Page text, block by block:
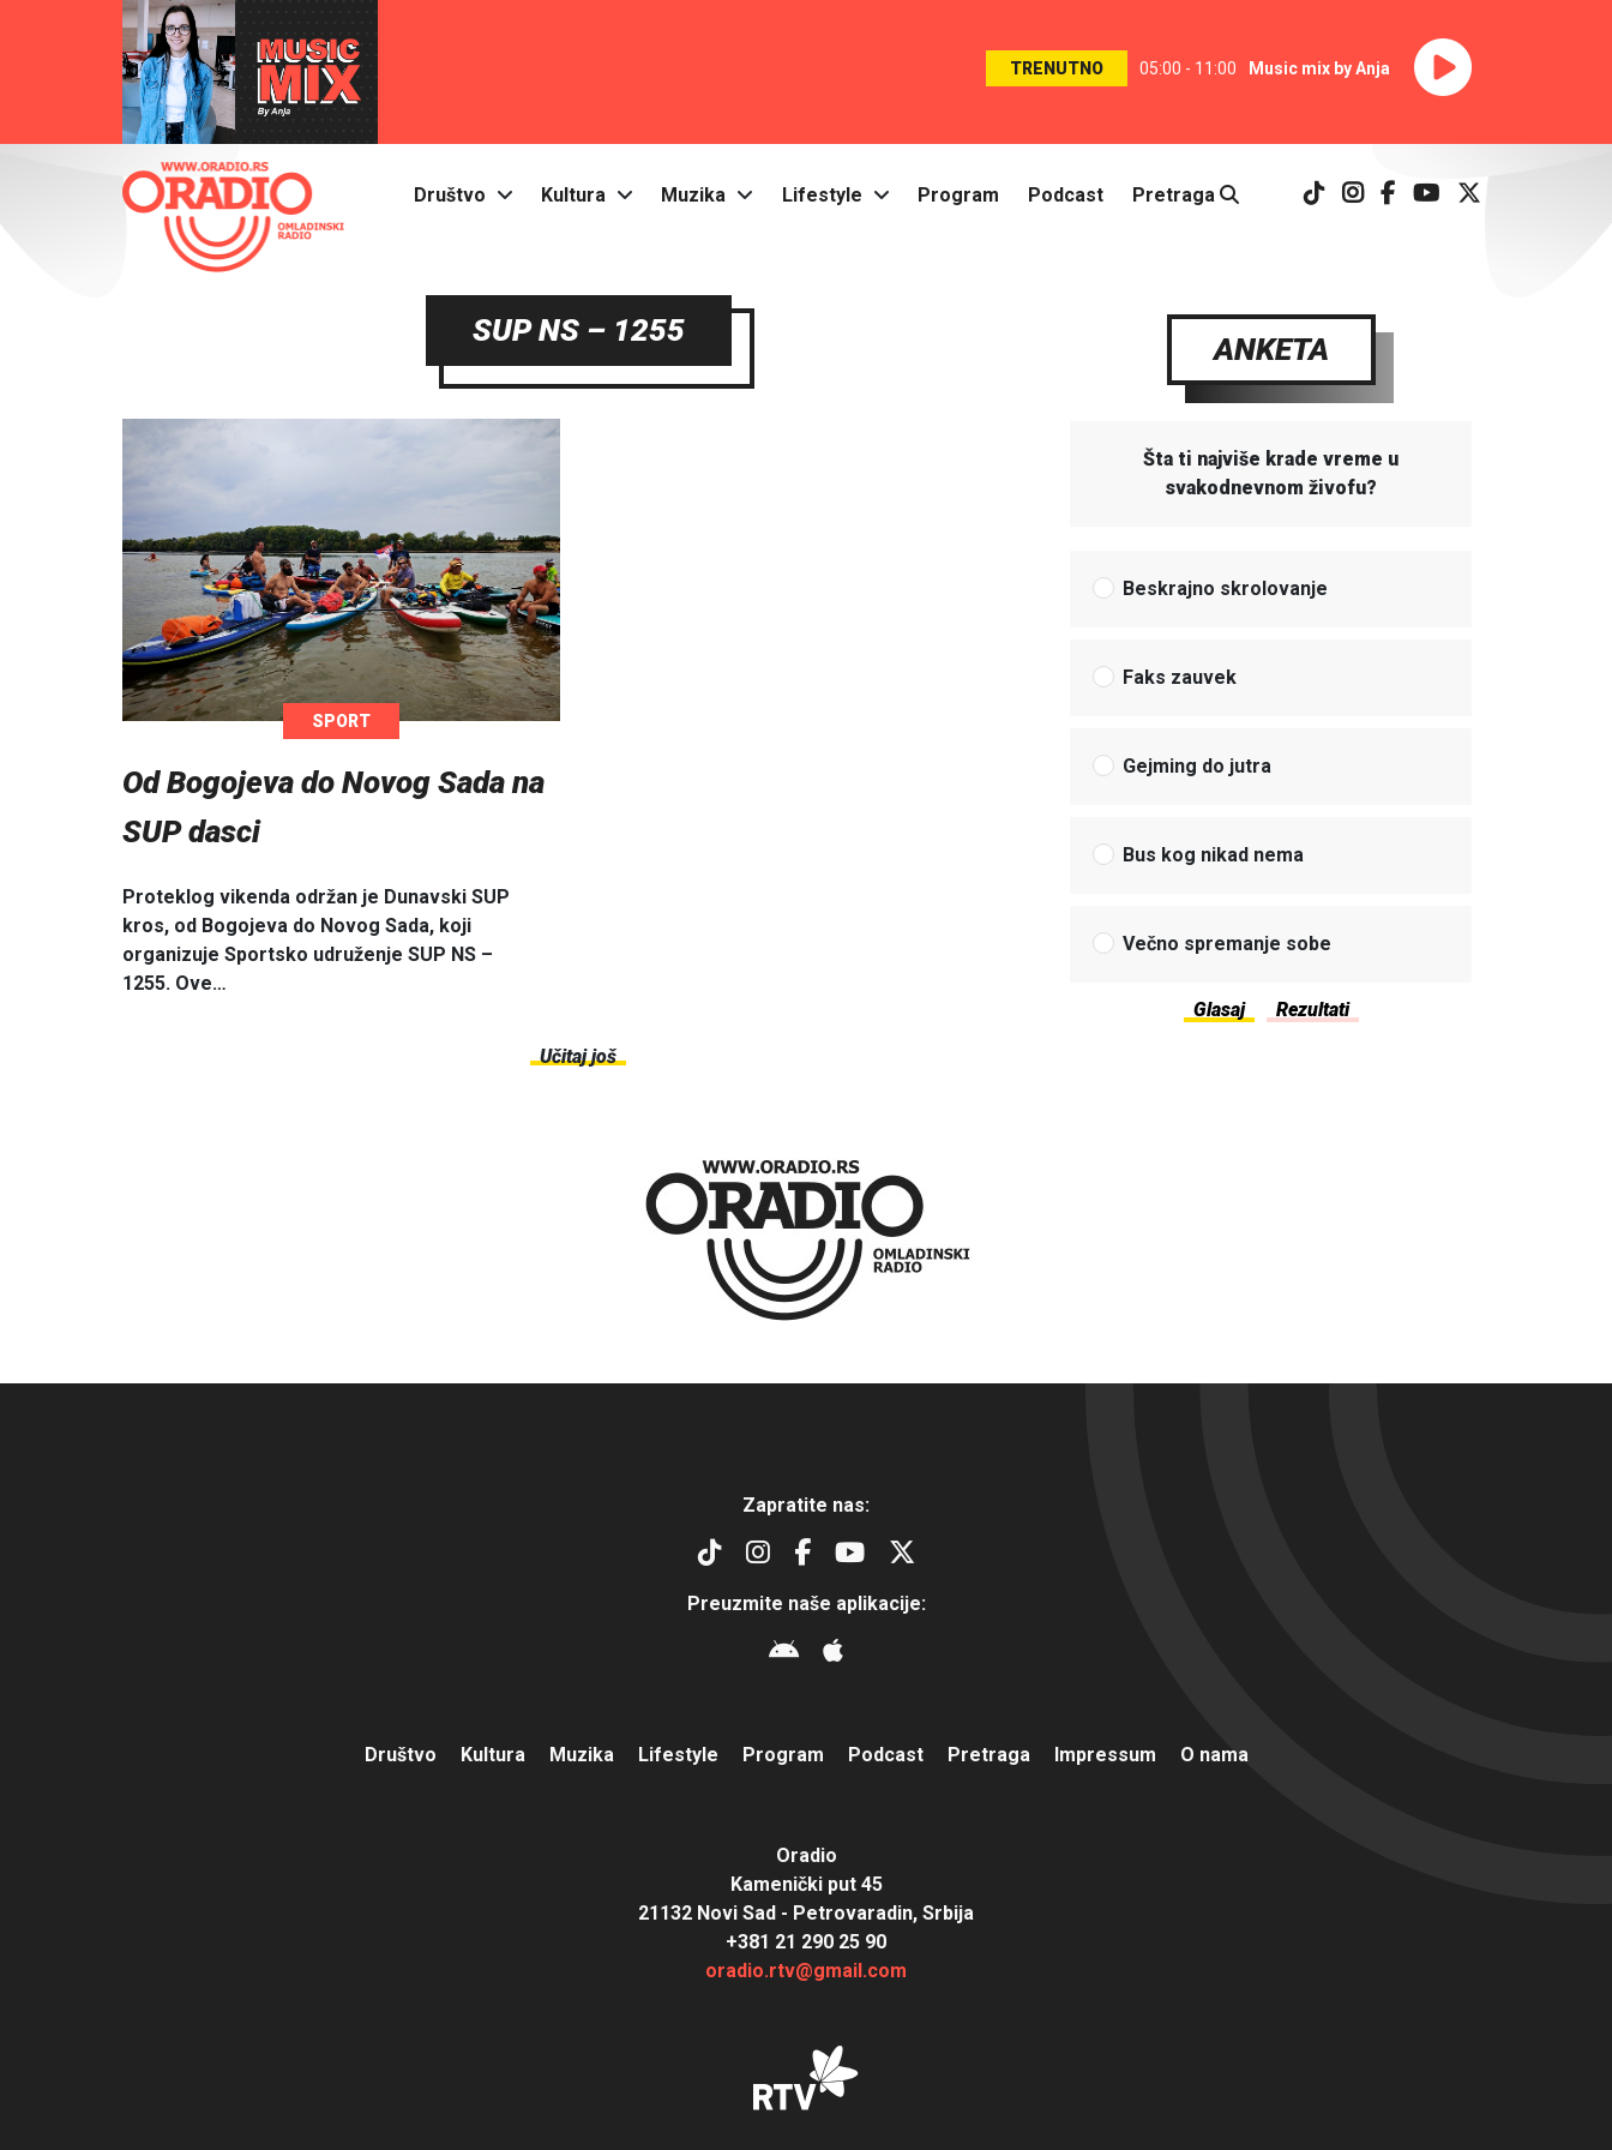
TRENUTNO 05:00 - 11:00 Music mix by Anja
Društvo Kultura Muzika Lifestyle Program Podcast Pretraga
SUP NS – 1255
SPORT
Od Bogojeva do Novog Sada na
SUP dasci
Proteklog vikenda održan je Dunavski SUP
kros, od Bogojeva do Novog Sada, koji
organizuje Sportsko udruženje SUP NS –
1255. Ove…
Učitaj još
ANKETA
Šta ti najviše krade vreme u
svakodnevnom živofu?
Beskrajno skrolovanje
Faks zauvek
Gejming do jutra
Bus kog nikad nema
Večno spremanje sobe
Zapratite nas:
Preuzmite naše aplikacije:
Društvo Kultura Muzika Lifestyle Program Podcast Pretraga Impressum O nama
Oradio
Kamenički put 45
21132 Novi Sad - Petrovaradin, Srbija
+381 21 290 25 90
oradio.rtv@gmail.com